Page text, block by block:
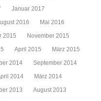
Januar 2017
2016
Mai 2016
2015
November 2015
April 2015
März 2015
2014
September 2014
2014
März 2014
2013
August 2013